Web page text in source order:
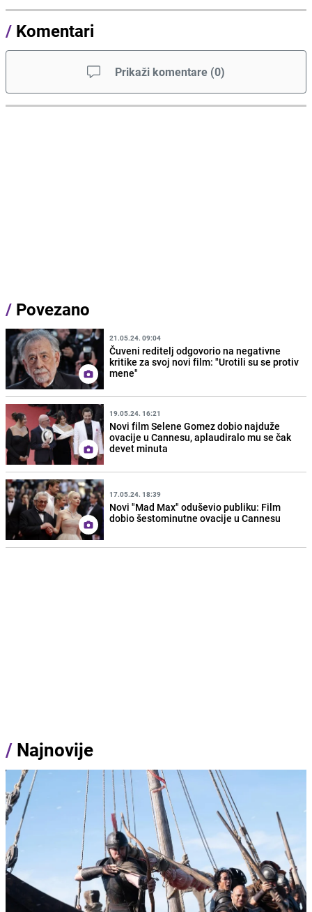
/ Komentari
Prikaži komentare (0)
/ Povezano
21.05.24. 09:04
Čuveni reditelj odgovorio na negativne
kritike za svoj novi film: "Urotili su se protiv
mene"
19.05.24. 16:21
Novi film Selene Gomez dobio najduže
ovacije u Cannesu, aplaudiralo mu se čak
devet minuta
17.05.24. 18:39
Novi "Mad Max" oduševio publiku: Film
dobio šestominutne ovacije u Cannesu
/ Najnovije